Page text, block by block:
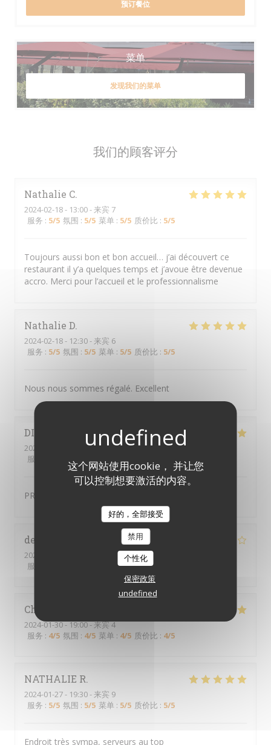
这个网站使用cookie， 并让您
可以控制想要激活的内容。
好的，全部接受
禁用
个性化
保密政策
undefined
我们的顾客评分
Nathalie C
2024-02-18- 13:00 - 来宾 7
服务 : 5/5 氛围 : 5/5 菜单 : 5/5 质价比 : 5/5
Toujours aussi bon et bon accueil… j’ai découvert ce
restaurant il y’a quelques temps et j’avoue être devenue
accro. Merci pour l’accueil et le professionnalisme
Nathalie D
2024-02-18- 12:30 - 来宾 6
服务 : 5/5 氛围 : 5/5 菜单 : 5/5 质价比 : 5/5
Nous nous sommes régalé. Excellent
DIDIER
2024-01-12
- 19:15 - 来宾 2
服务
氛围 /5 菜单 : 5/5
PRODUIT FRAIS TRES BONNE QUALITE
delphine
2024-02-01
服务
:5/5 质价比
Christine
2024-01-30- 19:00 - 来宾 4
服务 : 4/5 氛围 : 4/5 菜单 : 4/5 质价比 : 4/5
NATHALIE R
2024-01-27- 19:30 - 来宾 9
服务 : 5/5 氛围 : 5/5 菜单 : 5/5 质价比 : 5/5
Endroit très sympa, serveurs au top
预订餐位
菜单
发现我们的菜单